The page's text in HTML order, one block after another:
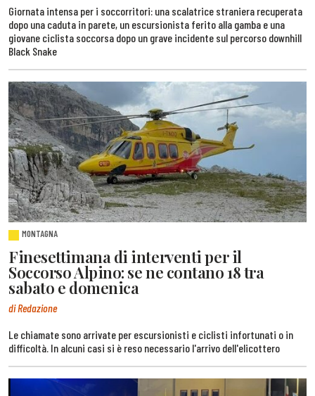
Giornata intensa per i soccorritori: una scalatrice straniera recuperata
dopo una caduta in parete, un escursionista ferito alla gamba e una
giovane ciclista soccorsa dopo un grave incidente sul percorso downhill
Black Snake
MONTAGNA
Finesettimana di interventi per il
Soccorso Alpino: se ne contano 18 tra
sabato e domenica
di Redazione
Le chiamate sono arrivate per escursionisti e ciclisti infortunati o in
difficoltà. In alcuni casi si è reso necessario l'arrivo dell'elicottero